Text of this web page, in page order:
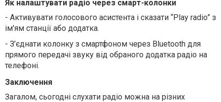
Як налаштувати радіо через смарт-колонки
- Активувати голосового асистента і сказати “Play radio” з
ім'ям станції або додатка.
- З’єднати колонку з смартфоном через Bluetooth для
прямого передачі звуку від обраного додатка радіо на
телефоні.
Заключення
Загалом, сьогодні слухати радіо можна на різних